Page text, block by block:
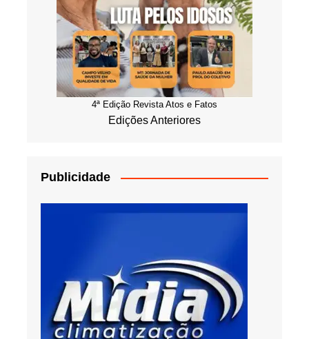
4ª Edição Revista Atos e Fatos
Edições Anteriores
Publicidade